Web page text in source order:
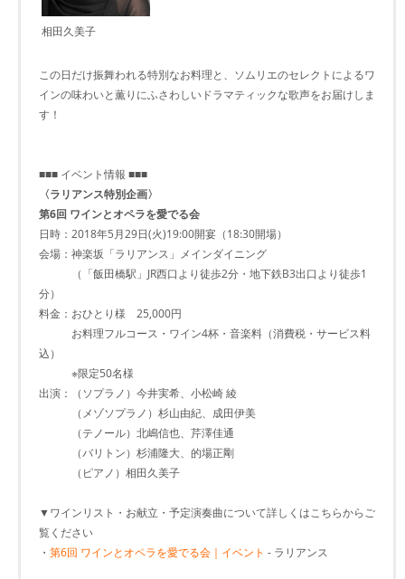
相田久美子
この日だけ振舞われる特別なお料理と、ソムリエのセレクトによるワ
インの味わいと薫りにふさわしいドラマティックな歌声をお届けしま
す！
■■■ イベント情報 ■■■
〈ラリアンス特別企画〉
第6回 ワインとオペラを愛でる会
日時：2018年5月29日(火)19:00開宴（18:30開場）
会場：神楽坂「ラリアンス」メインダイニング
（「飯田橋駅」JR西口より徒歩2分・地下鉄B3出口より徒歩1
分）
料金：おひとり様 25,000円
お料理フルコース・ワイン4杯・音楽料（消費税・サービス料
込）
※限定50名様
出演：（ソプラノ）今井実希、小松崎 綾
（メゾソプラノ）杉山由紀、成田伊美
（テノール）北嶋信也、芹澤佳通
（バリトン）杉浦隆大、的場正剛
（ピアノ）相田久美子
▼ワインリスト・お献立・予定演奏曲について詳しくはこちらからご
覧ください
・ 第6回 ワインとオペラを愛でる会｜イベント - ラリアンス